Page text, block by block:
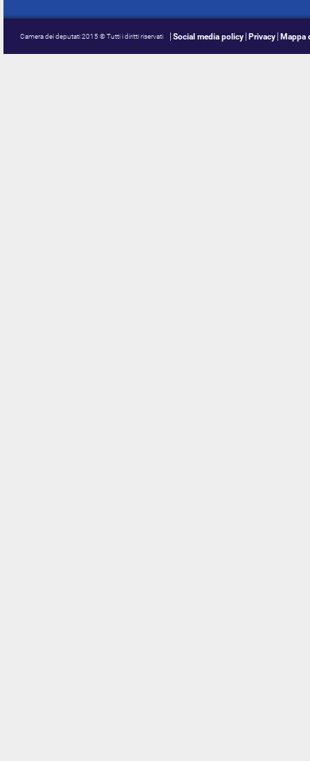
Camera dei deputati 2015 © Tutti i diritti riservati Social media policy Privacy Mappa